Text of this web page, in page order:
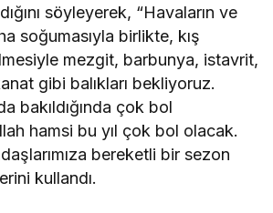
söyleyerek, “Havaların ve
soğumasıyla birlikte, kış
mezgit, barbunya, istavrit,
gibi balıkları bekliyoruz.
bakıldığında çok bol
hamsi bu yıl çok bol olacak.
bereketli bir sezon
kullandı.